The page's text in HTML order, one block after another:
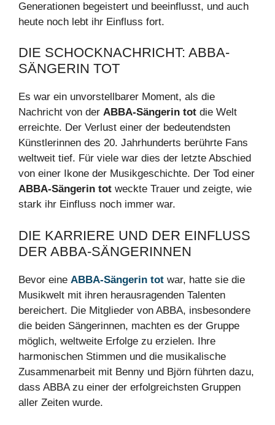
Generationen begeistert und beeinflusst, und auch
heute noch lebt ihr Einfluss fort.
DIE SCHOCKNACHRICHT: ABBA-
SÄNGERIN TOT
Es war ein unvorstellbarer Moment, als die
Nachricht von der ABBA-Sängerin tot die Welt
erreichte. Der Verlust einer der bedeutendsten
Künstlerinnen des 20. Jahrhunderts berührte Fans
weltweit tief. Für viele war dies der letzte Abschied
von einer Ikone der Musikgeschichte. Der Tod einer
ABBA-Sängerin tot weckte Trauer und zeigte, wie
stark ihr Einfluss noch immer war.
DIE KARRIERE UND DER EINFLUSS
DER ABBA-SÄNGERINNEN
Bevor eine ABBA-Sängerin tot war, hatte sie die
Musikwelt mit ihren herausragenden Talenten
bereichert. Die Mitglieder von ABBA, insbesondere
die beiden Sängerinnen, machten es der Gruppe
möglich, weltweite Erfolge zu erzielen. Ihre
harmonischen Stimmen und die musikalische
Zusammenarbeit mit Benny und Björn führten dazu,
dass ABBA zu einer der erfolgreichsten Gruppen
aller Zeiten wurde.